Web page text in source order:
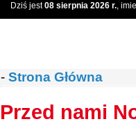
Dziś jest08 sierpnia 2026 r.,
- Strona Główna
Przed nami